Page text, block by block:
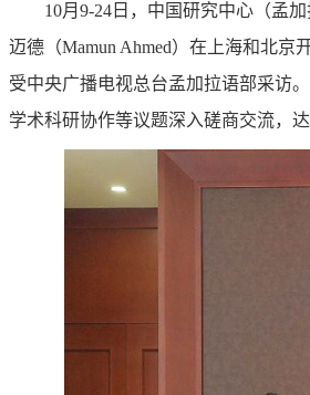
10月9-24日，中国研究中心（孟
迈德（Mamun Ahmed）在上海和北
受中央广播电视总台孟加拉语部采访
学术科研协作等议题深入磋商交流，达